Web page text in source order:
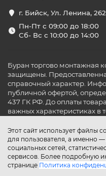
Этот сайт использует файлы
для пользователя, а именно
социальных сетей,
сервисов. Более подробную
странице Политика
г. Бийск, Ул. Ленина, 262
Пн-Пт с 09:00 до 18:00
Сб- Вс с 10:00 до 14:00
Буран торгово монтажная
защищены.
справочный характер.
публичной офертой,
437 ГК РФ. До оплаты товара
важных характеристиках в